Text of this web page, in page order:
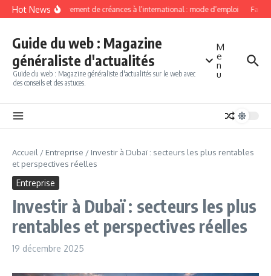
Aller au contenu
Hot NewsRecouvrement de créances à l’international : mode d’emploi
Guide du web : Magazine
généraliste d'actualités
Guide du web : Magazine généraliste d'actualités sur le web avec
des conseils et des astuces.
M
e
n
u
Accueil / Entreprise / Investir à Dubaï : secteurs les plus rentables
et perspectives réelles
Entreprise
Investir à Dubaï : secteurs les plus
rentables et perspectives réelles
19 décembre 2025